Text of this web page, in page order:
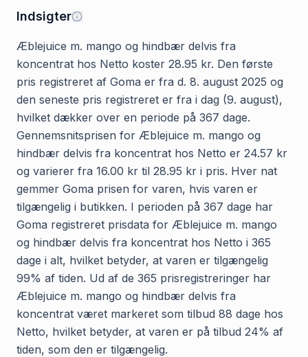
Indsigter
Æblejuice m. mango og hindbær delvis fra
koncentrat hos Netto koster 28.95 kr. Den første
pris registreret af Goma er fra d. 8. august 2025 og
den seneste pris registreret er fra i dag (9. august),
hvilket dækker over en periode på 367 dage.
Gennemsnitsprisen for Æblejuice m. mango og
hindbær delvis fra koncentrat hos Netto er 24.57 kr
og varierer fra 16.00 kr til 28.95 kr i pris. Hver nat
gemmer Goma prisen for varen, hvis varen er
tilgængelig i butikken. I perioden på 367 dage har
Goma registreret prisdata for Æblejuice m. mango
og hindbær delvis fra koncentrat hos Netto i 365
dage i alt, hvilket betyder, at varen er tilgængelig
99% af tiden. Ud af de 365 prisregistreringer har
Æblejuice m. mango og hindbær delvis fra
koncentrat været markeret som tilbud 88 dage hos
Netto, hvilket betyder, at varen er på tilbud 24% af
tiden, som den er tilgængelig.